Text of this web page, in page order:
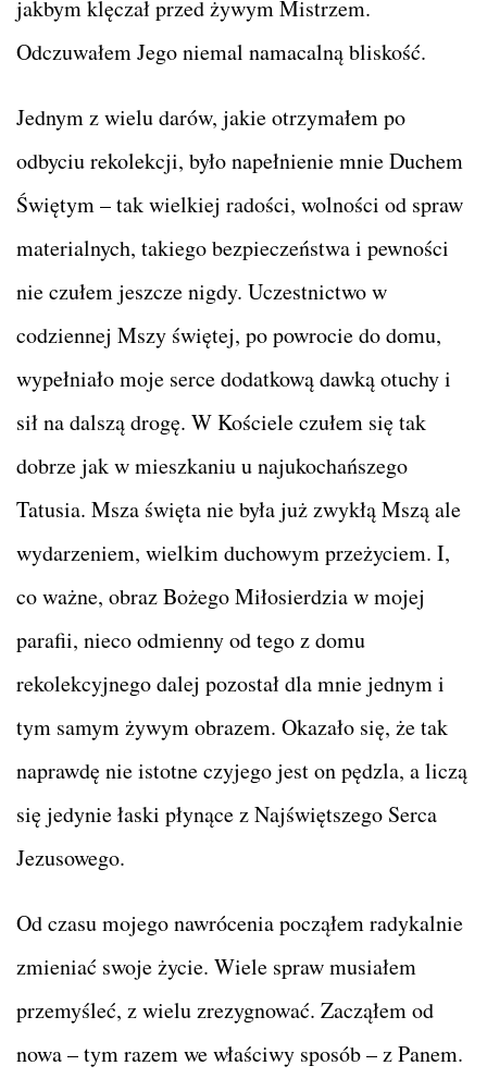
jakbym klęczał przed żywym Mistrzem.
Odczuwałem Jego niemal namacalną bliskość.
Jednym z wielu darów, jakie otrzymałem po
odbyciu rekolekcji, było napełnienie mnie Duchem
Świętym – tak wielkiej radości, wolności od spraw
materialnych, takiego bezpieczeństwa i pewności
nie czułem jeszcze nigdy. Uczestnictwo w
codziennej Mszy świętej, po powrocie do domu,
wypełniało moje serce dodatkową dawką otuchy i
sił na dalszą drogę. W Kościele czułem się tak
dobrze jak w mieszkaniu u najukochańszego
Tatusia. Msza święta nie była już zwykłą Mszą ale
wydarzeniem, wielkim duchowym przeżyciem. I,
co ważne, obraz Bożego Miłosierdzia w mojej
parafii, nieco odmienny od tego z domu
rekolekcyjnego dalej pozostał dla mnie jednym i
tym samym żywym obrazem. Okazało się, że tak
naprawdę nie istotne czyjego jest on pędzla, a liczą
się jedynie łaski płynące z Najświętszego Serca
Jezusowego.
Od czasu mojego nawrócenia począłem radykalnie
zmieniać swoje życie. Wiele spraw musiałem
przemyśleć, z wielu zrezygnować. Zacząłem od
nowa – tym razem we właściwy sposób – z Panem.